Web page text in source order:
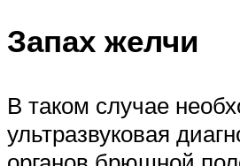
Запах желчи
В таком случае
ультразвуковая